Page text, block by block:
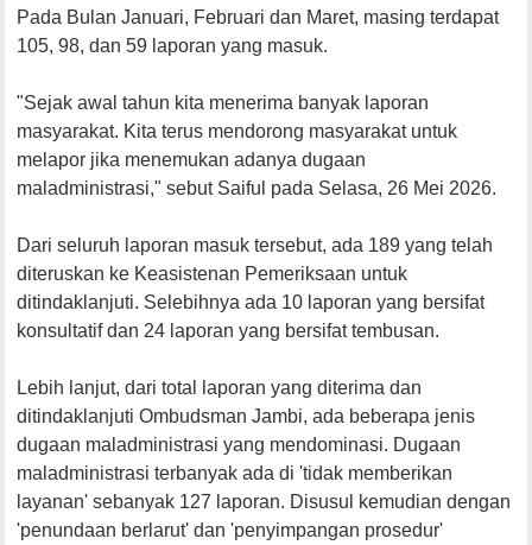
Pada Bulan Januari, Februari dan Maret, masing terdapat
105, 98, dan 59 laporan yang masuk.
"Sejak awal tahun kita menerima banyak laporan
masyarakat. Kita terus mendorong masyarakat untuk
melapor jika menemukan adanya dugaan
maladministrasi," sebut Saiful pada Selasa, 26 Mei 2026.
Dari seluruh laporan masuk tersebut, ada 189 yang telah
diteruskan ke Keasistenan Pemeriksaan untuk
ditindaklanjuti. Selebihnya ada 10 laporan yang bersifat
konsultatif dan 24 laporan yang bersifat tembusan.
Lebih lanjut, dari total laporan yang diterima dan
ditindaklanjuti Ombudsman Jambi, ada beberapa jenis
dugaan maladministrasi yang mendominasi. Dugaan
maladministrasi terbanyak ada di 'tidak memberikan
layanan' sebanyak 127 laporan. Disusul kemudian dengan
'penundaan berlarut' dan 'penyimpangan prosedur'